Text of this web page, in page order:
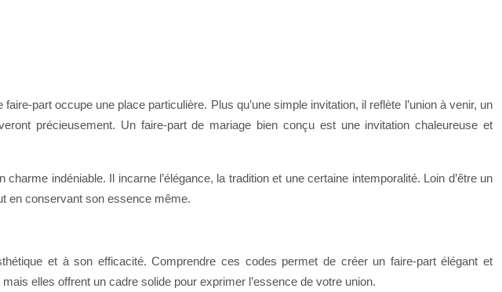
part occupe une place particulière. Plus qu’une simple invitation, il reflète l’union à venir, un
précieusement. Un faire-part de mariage bien conçu est une invitation chaleureuse et
indéniable. Il incarne l’élégance, la tradition et une certaine intemporalité. Loin d’être un
en conservant son essence même.
et à son efficacité. Comprendre ces codes permet de créer un faire-part élégant et
elles offrent un cadre solide pour exprimer l’essence de votre union.